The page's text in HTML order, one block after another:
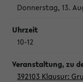
Donnerstag, 13.
10-12
392103 Klausur: